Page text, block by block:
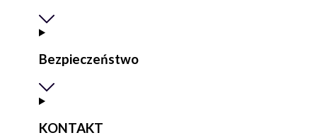
Bezpieczeństwo
KONTAKT